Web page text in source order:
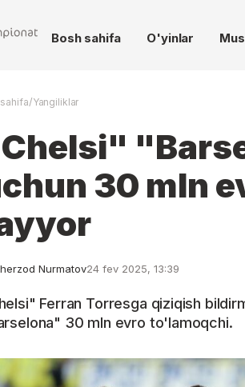
Bosh sahifa O'yinlar
/Yangiliklar
30 mln
Nurmatov24 fev 2025, 13:39
Ferran Torresga qiziqish
30 mln evro to'lamoqchi.